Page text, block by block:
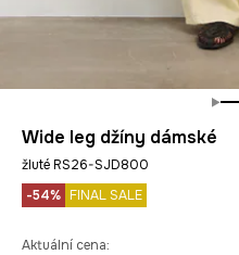
Wide leg džíny dámské
žluté RS26-SJD800
-54% FINAL SALE
Aktuální cena: